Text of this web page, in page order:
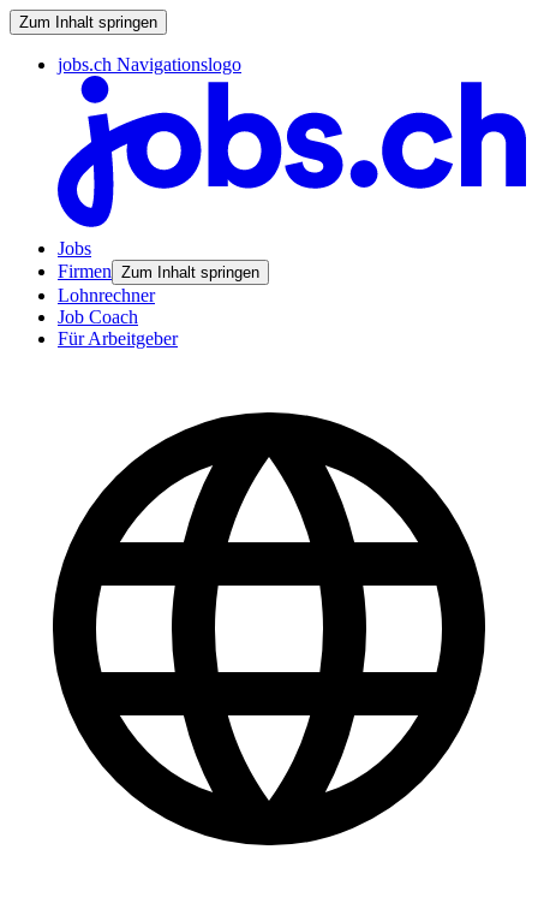
Zum Inhalt springen
jobs.ch Navigationslogo
Jobs
Firmen Zum Inhalt springen
Lohnrechner
Job Coach
Für Arbeitgeber